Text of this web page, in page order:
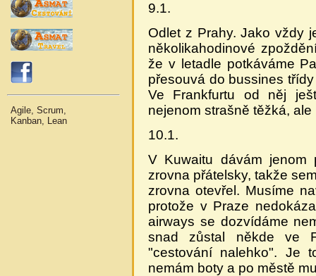
Agile, Scrum,
Kanban, Lean
9.1.
Odlet z Prahy. Jako vždy
několikahodinové
že v letadle potkáváme
přesouvá do bussines
Ve Frankfurtu od něj
nejenom strašně těžká,
10.1.
V Kuwaitu dávám
zrovna přátelsky, takže
zrovna otevřel. Musíme
protože v Praze
airways se dozvídáme
snad zůstal někde ve
"cestování nalehko". Je
nemám boty a po městě